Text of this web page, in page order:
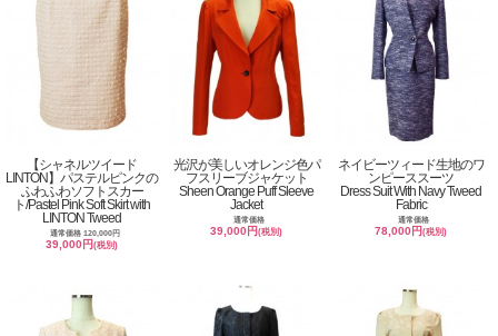
【シャネルツイード
LINTON】パステルピンクの
ふわふわソフトスカー
ト/Pastel Pink Soft Skirt with
LINTON Tweed
通常価格 120,000円
39,000円(税別)
光沢が美しいオレンジ色パ
フスリーブジャケット
Sheen Orange Puff Sleeve
Jacket
通常価格
39,000円(税別)
ネイビーツィード生地のワ
ンピーススーツ
Dress Suit With Navy Tweed
Fabric
通常価格
78,000円(税別)